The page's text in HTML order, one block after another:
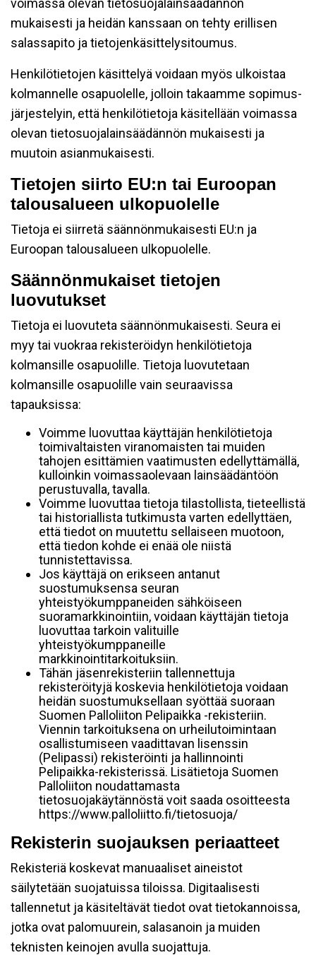
voimassa olevan tietosuojalainsäädännön
mukaisesti ja heidän kanssaan on tehty erillisen
salassapito ja tietojenkäsittelysitoumus.
Henkilötietojen käsittelyä voidaan myös ulkoistaa
kolmannelle osapuolelle, jolloin takaamme sopimus-
järjestelyin, että henkilötietoja käsitellään voimassa
olevan tietosuojalainsäädännön mukaisesti ja
muutoin asianmukaisesti.
Tietojen siirto EU:n tai Euroopan
talousalueen ulkopuolelle
Tietoja ei siirretä säännönmukaisesti EU:n ja
Euroopan talousalueen ulkopuolelle.
Säännönmukaiset tietojen
luovutukset
Tietoja ei luovuteta säännönmukaisesti. Seura ei
myy tai vuokraa rekisteröidyn henkilötietoja
kolmansille osapuolille. Tietoja luovutetaan
kolmansille osapuolille vain seuraavissa
tapauksissa:
Voimme luovuttaa käyttäjän henkilötietoja
toimivaltaisten viranomaisten tai muiden
tahojen esittämien vaatimusten edellyttämällä,
kulloinkin voimassaolevaan lainsäädäntöön
perustuvalla, tavalla.
Voimme luovuttaa tietoja tilastollista, tieteellistä
tai historiallista tutkimusta varten edellyttäen,
että tiedot on muutettu sellaiseen muotoon,
että tiedon kohde ei enää ole niistä
tunnistettavissa.
Jos käyttäjä on erikseen antanut
suostumuksensa seuran
yhteistyökumppaneiden sähköiseen
suoramarkkinointiin, voidaan käyttäjän tietoja
luovuttaa tarkoin valituille
yhteistyökumppaneille
markkinointitarkoituksiin.
Tähän jäsenrekisteriin tallennettuja
rekisteröityjä koskevia henkilötietoja voidaan
heidän suostumuksellaan syöttää suoraan
Suomen Palloliiton Pelipaikka -rekisteriin.
Viennin tarkoituksena on urheilutoimintaan
osallistumiseen vaadittavan lisenssin
(Pelipassi) rekisteröinti ja hallinnointi
Pelipaikka-rekisterissä. Lisätietoja Suomen
Palloliiton noudattamasta
tietosuojakäytännöstä voit saada osoitteesta
https://www.palloliitto.fi/tietosuoja/
Rekisterin suojauksen periaatteet
Rekisteriä koskevat manuaaliset aineistot
säilytetään suojatuissa tiloissa. Digitaalisesti
tallennetut ja käsiteltävät tiedot ovat tietokannoissa,
jotka ovat palomuurein, salasanoin ja muiden
teknisten keinojen avulla suojattuja.